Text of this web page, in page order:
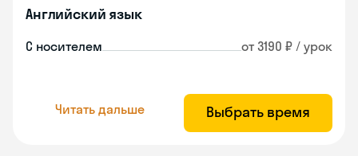
Английский язык
С носителем от 3190 ₽ / урок
Читать дальше Выбрать время